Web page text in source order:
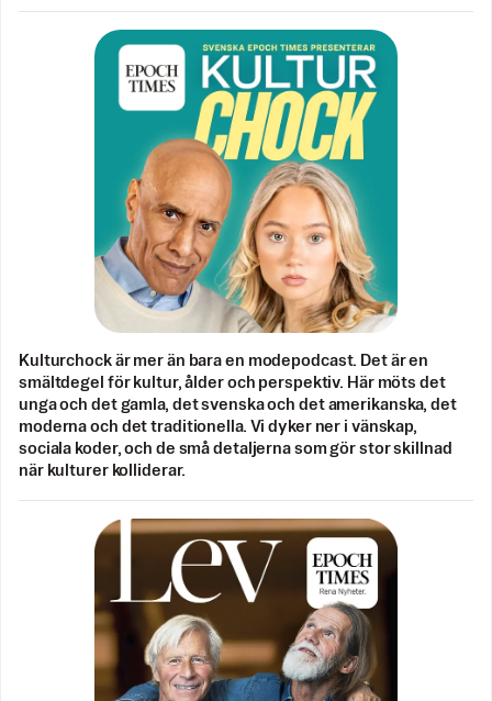
Kulturchock är mer än bara en modepodcast. Det är en
smältdegel för kultur, ålder och perspektiv. Här möts det
unga och det gamla, det svenska och det amerikanska, det
moderna och det traditionella. Vi dyker ner i vänskap,
sociala koder, och de små detaljerna som gör stor skillnad
när kulturer kolliderar.